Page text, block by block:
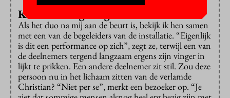
Klinische omgeving
Als het duo na mij aan de beurt is, bekijk ik hen samen
met een van de begeleiders van de installatie. “Eigenlijk
is dit een performance op zich”, zegt ze, terwijl een van
de deelnemers tergend langzaam ergens zijn vinger in
lijkt te prikken. Een andere deelnemer zit stil. Zou deze
persoon nu in het lichaam zitten van de verlamde
Christian? “Niet per se”, merkt een bezoeker op. “Je